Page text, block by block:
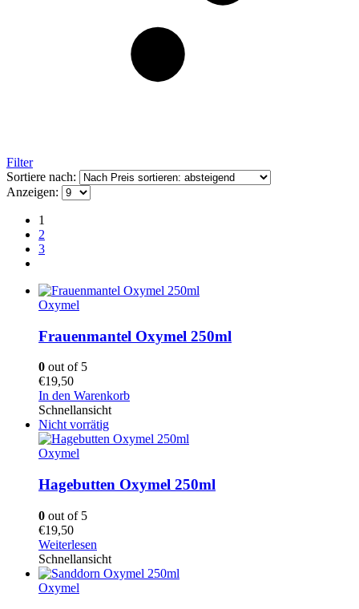
Filter
Sortiere nach:
Anzeigen:
1
2
3
Oxymel
Frauenmantel Oxymel 250ml
0 out of 5
€19,50
In den Warenkorb
Schnellansicht
Nicht vorrätig
Oxymel
Hagebutten Oxymel 250ml
0 out of 5
€19,50
Weiterlesen
Schnellansicht
Oxymel